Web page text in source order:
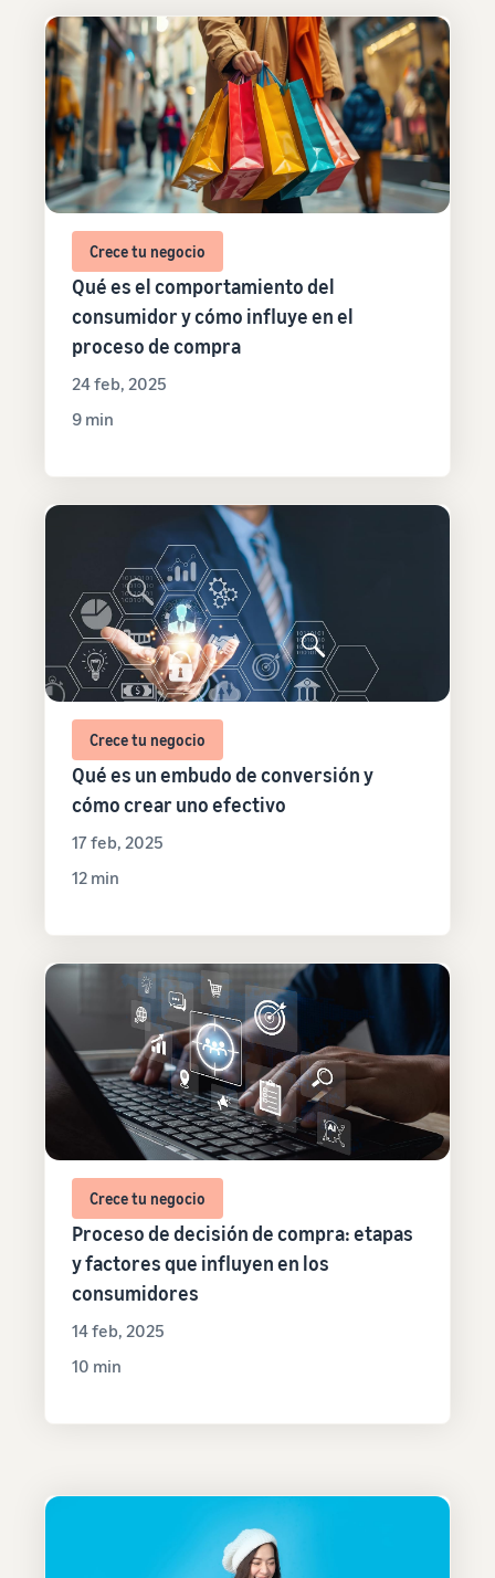
Crece tu negocio
Qué es el comportamiento del
consumidor y cómo influye en el
proceso de compra
24 feb, 2025
9 min
Crece tu negocio
Qué es un embudo de conversión y
cómo crear uno efectivo
17 feb, 2025
12 min
Crece tu negocio
Proceso de decisión de compra: etapas
y factores que influyen en los
consumidores
14 feb, 2025
10 min